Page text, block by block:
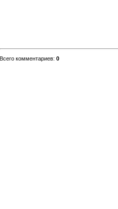
Всего комментариев: 0